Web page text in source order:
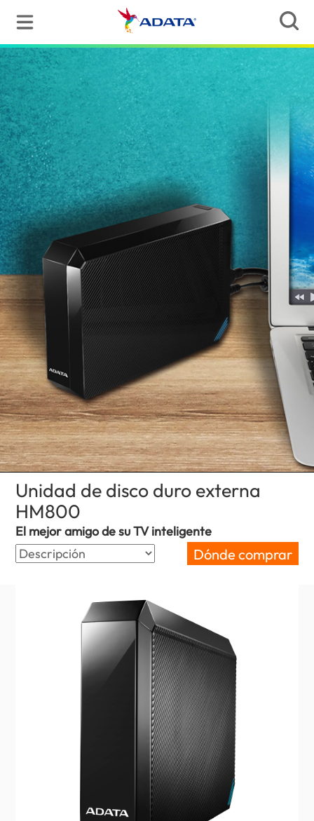
Unidad de disco duro externa
HM800
El mejor amigo de su TV inteligente
Dónde comprar